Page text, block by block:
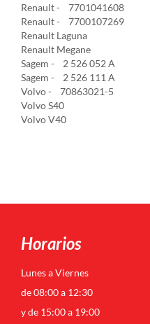
Renault - 7701041608
Renault - 7700107269
Renault Laguna
Renault Megane
Sagem - 2 526 052 A
Sagem - 2 526 111 A
Volvo - 70863021-5
Volvo S40
Volvo V40
Horarios
Lunes a Viernes
de 08:00 a 12:30
y de 15:00 a 19:00